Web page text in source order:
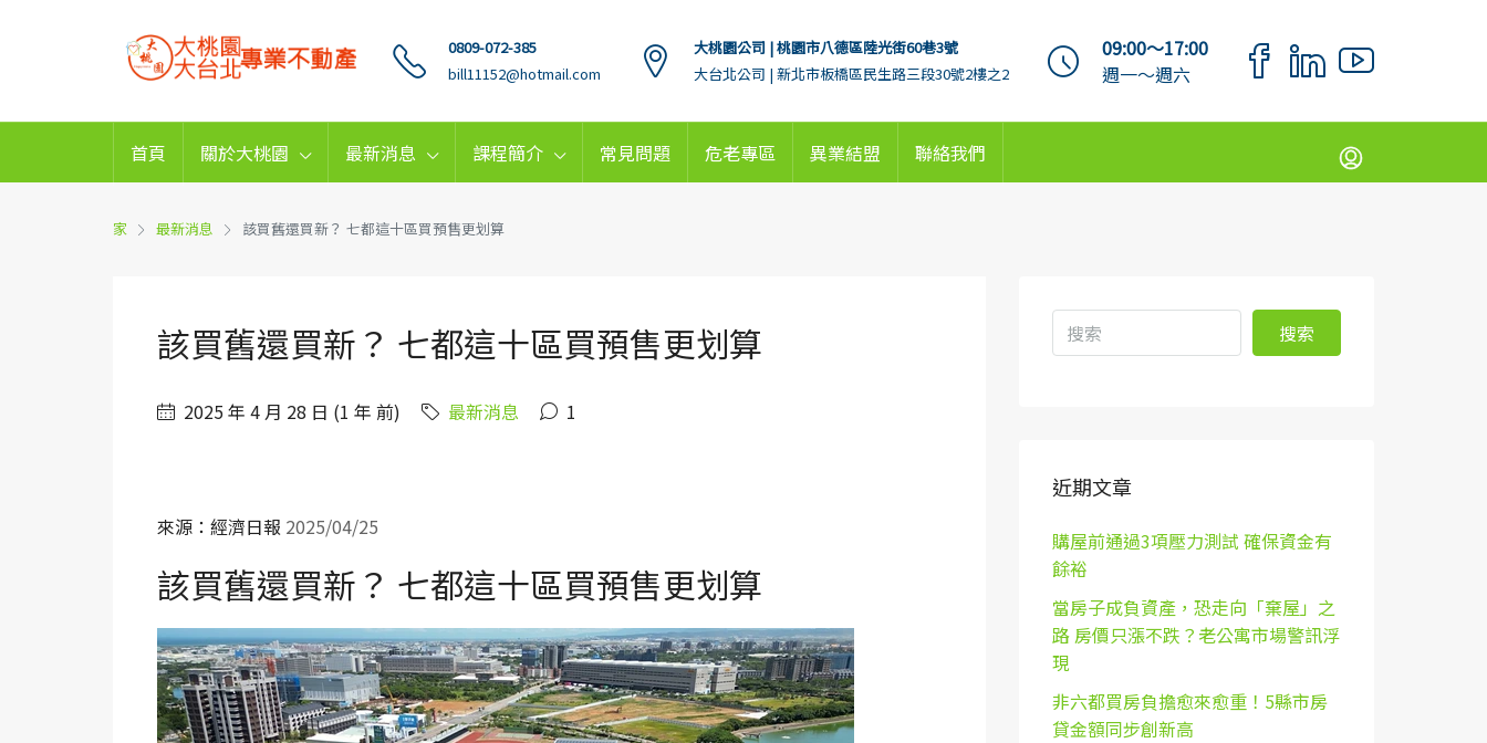
0809-072-385
bill11152@hotmail.com
大桃園公司 | 桃園市八德區陸光街60巷3號
大台北公司 | 新北市板橋區民生路三段30號2樓之2
09:00～17:00
週一～週六
首頁 關於大桃園 最新消息 課程簡介 常見問題 危老專區 異業結盟 聯絡我們
家 最新消息 該買舊還買新？ 七都這十區買預售更划算
該買舊還買新？ 七都這十區買預售更划算
2025 年 4 月 28 日 (1 年 前) 最新消息 1
來源：經濟日報 2025/04/25
該買舊還買新？ 七都這十區買預售更划算
搜索
近期文章
購屋前通過3項壓力測試 確保資金有
餘裕
當房子成負資產，恐走向「棄屋」之
路 房價只漲不跌？老公寓市場警訊浮
現
非六都買房負擔愈來愈重！5縣市房
貸金額同步創新高